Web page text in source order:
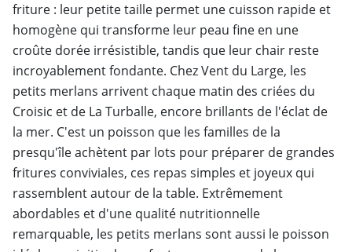
friture : leur petite taille permet une cuisson rapide et
homogène qui transforme leur peau fine en une
croûte dorée irrésistible, tandis que leur chair reste
incroyablement fondante. Chez Vent du Large, les
petits merlans arrivent chaque matin des criées du
Croisic et de La Turballe, encore brillants de l'éclat de
la mer. C'est un poisson que les familles de la
presqu'île achètent par lots pour préparer de grandes
fritures conviviales, ces repas simples et joyeux qui
rassemblent autour de la table. Extrêmement
abordables et d'une qualité nutritionnelle
remarquable, les petits merlans sont aussi le poisson